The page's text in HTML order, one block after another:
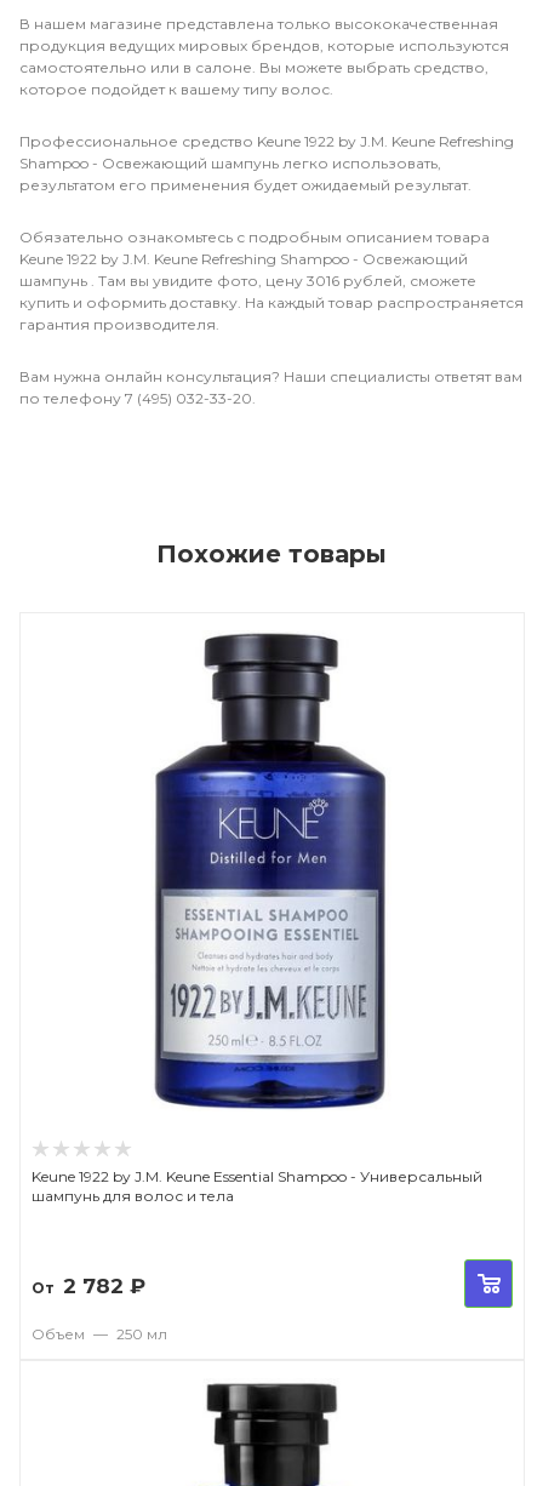
В нашем магазине представлена только высококачественная
продукция ведущих мировых брендов, которые используются
самостоятельно или в салоне. Вы можете выбрать средство,
которое подойдет к вашему типу волос.
Профессиональное средство Keune 1922 by J.M. Keune Refreshing
Shampoo - Освежающий шампунь легко использовать,
результатом его применения будет ожидаемый результат.
Обязательно ознакомьтесь с подробным описанием товара
Keune 1922 by J.M. Keune Refreshing Shampoo - Освежающий
шампунь . Там вы увидите фото, цену 3016 рублей, сможете
купить и оформить доставку. На каждый товар распространяется
гарантия производителя.
Вам нужна онлайн консультация? Наши специалисты ответят вам
по телефону 7 (495) 032-33-20.
Похожие товары
Keune 1922 by J.M. Keune Essential Shampoo - Универсальный
шампунь для волос и тела
От 2 782 ₽
Объем — 250 мл